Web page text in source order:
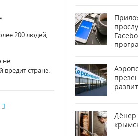
200 людей,
не
стране.
Дёнер